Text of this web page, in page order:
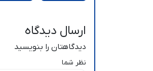
ارسال دیدگاه
دیدگاهتان را بنویسید
نظر شما